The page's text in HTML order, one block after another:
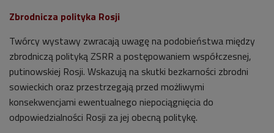
Zbrodnicza polityka Rosji
Twórcy wystawy zwracają uwagę na podobieństwa między
zbrodniczą polityką ZSRR a postępowaniem współczesnej,
putinowskiej Rosji. Wskazują na skutki bezkarności zbrodni
sowieckich oraz przestrzegają przed możliwymi
konsekwencjami ewentualnego niepociągnięcia do
odpowiedzialności Rosji za jej obecną politykę.